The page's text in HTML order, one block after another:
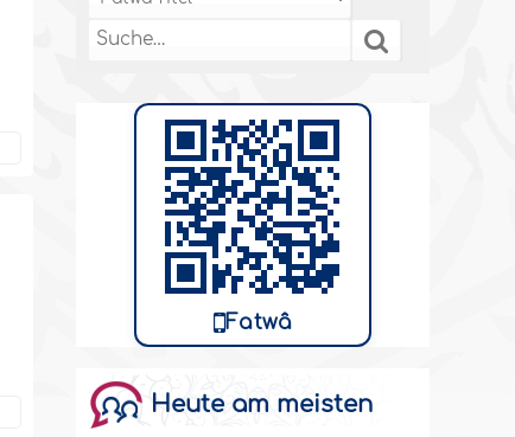
Fatwâ
Heute am meisten